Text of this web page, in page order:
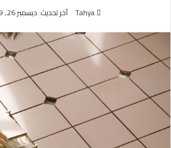
Tahya آخر تحديث: ديسمبر 26, 2019